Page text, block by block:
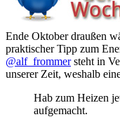
Ende Oktober draußen
praktischer Tipp zum
@alf_frommersteht in
unserer Zeit, weshalb
Hab zum Heizen
aufgemacht.